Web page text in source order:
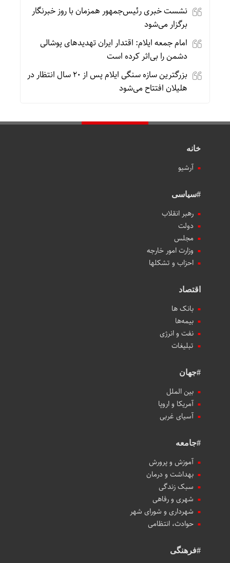
نشست خبری رئیس‌جمهور همزمان با روز خبرنگار
برگزار می‌شود
امام جمعه ایلام: اقتدار ایران تهدیدهای پوشالی
دشمن را بی‌اثر کرده است
بزرگترین سازه سنگی ایلام پس از ۲۰ سال انتظار در
هلیلان افتتاح می‌شود
خانه
آرشیو
#سیاسی
رهبر انقلاب
دولت
مجلس
وزارت امور خارجه
احزاب و تشکلها
اقتصاد
بانک ها
بیمه‌ها
نفت و انرژی
تبلیغات
#جهان
بین الملل
آمریکا و اروپا
آسیای غربی
#جامعه
آموزش و پرورش
بهداشت و درمان
سبک زندگی
شهری و رفاهی
شهرداری و شورای شهر
حوادث، انتظامی
#فرهنگی